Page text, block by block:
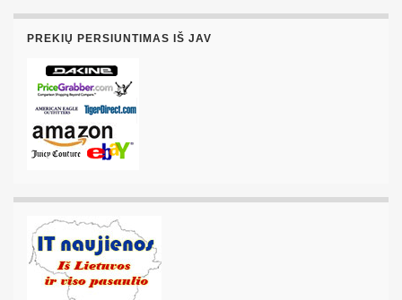
PREKIŲ PERSIUNTIMAS IŠ JAV